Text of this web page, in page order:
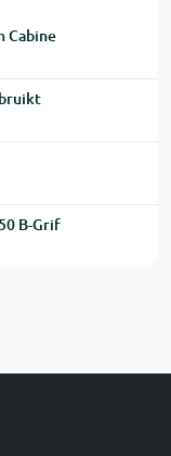
Cabine
B-Grif